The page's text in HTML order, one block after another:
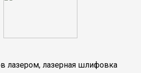
лазером, лазерная шлифовка